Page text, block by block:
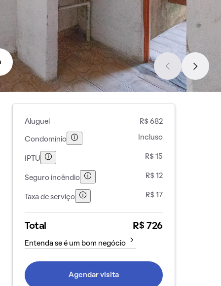
Aluguel R$ 682
Condomínio Incluso
IPTU R$ 15
Seguro incêndio R$ 12
Taxa de serviço R$ 17
Total R$ 726
Entenda se é um bom negócio
Agendar visita